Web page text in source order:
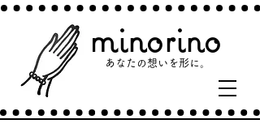
minorino
あなたの​想いを形に。​